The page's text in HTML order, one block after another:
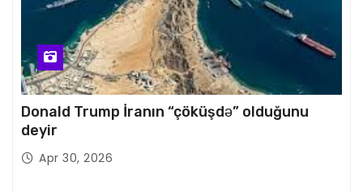
Donald Trump İranın “çöküşdə” olduğunu
deyir
Apr 30, 2026